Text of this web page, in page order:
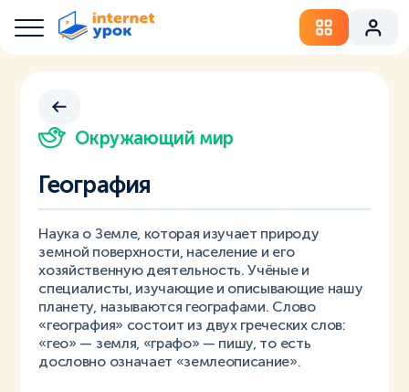
Окружающий мир
География
Наука о Земле, которая изучает природу
земной поверхности, население и его
хозяйственную деятельность. Учёные и
специалисты, изучающие и описывающие нашу
планету, называются географами. Слово
«география» состоит из двух греческих слов:
«гео» — земля, «графо» — пишу, то есть
дословно означает «землеописание».